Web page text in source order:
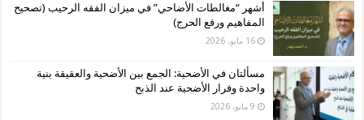
أشهر “مغالطات الأضاحي” في ميزان الفقه الرحيب (تصحيح
المفاهيم ورفع الحرج)
16 مايو، 2026
مسألتان في الأضحية: الجمع بين الأضحية والعقيقة بنية
واحدة وفرار الأضحية عند الذبح
9 مايو، 2026